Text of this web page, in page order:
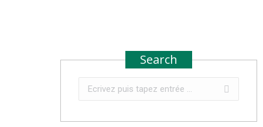
Search
Recherche
: